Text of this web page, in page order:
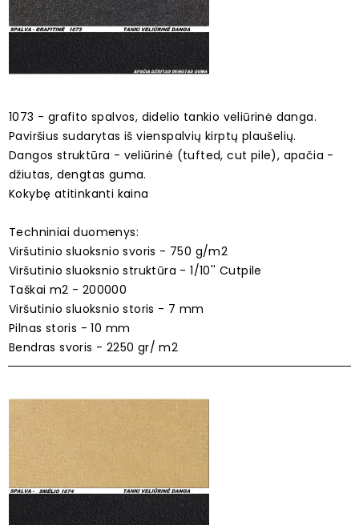
1073 - grafito spalvos, didelio tankio veliūrinė danga.
Paviršius sudarytas iš vienspalvių kirptų plaušelių.
Dangos struktūra - veliūrinė (tufted, cut pile), apačia -
džiutas, dengtas guma.
Kokybę atitinkanti kaina
Techniniai duomenys:
Viršutinio sluoksnio svoris - 750 g/m2
Viršutinio sluoksnio struktūra - 1/10'' Cutpile
Taškai m2 - 200000
Viršutinio sluoksnio storis - 7 mm
Pilnas storis - 10 mm
Bendras svoris - 2250 gr/ m2